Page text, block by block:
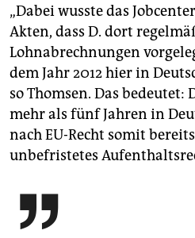
„Dabei wusste das
Akten, dass D. dort
Lohnabrechnungen
dem Jahr 2012 hier in
so Thomsen. Das bedeutet:
mehr als fünf Jahren in
nach EU-Recht somit
unbefristetes
